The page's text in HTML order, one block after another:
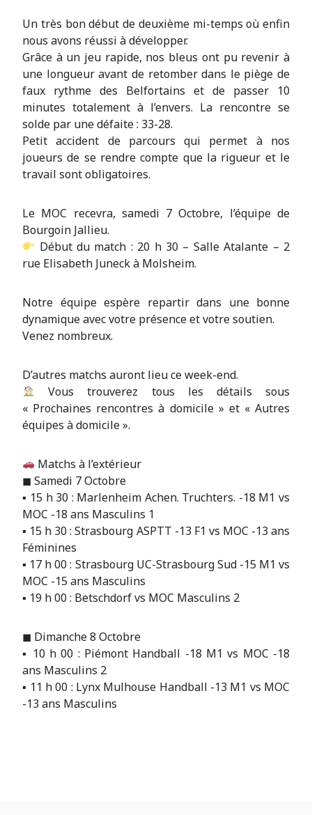
Un très bon début de deuxième mi-temps où enfin
nous avons réussi à développer.
Grâce à un jeu rapide, nos bleus ont pu revenir à
une longueur avant de retomber dans le piège de
faux rythme des Belfortains et de passer 10
minutes totalement à l’envers. La rencontre se
solde par une défaite : 33-28.
Petit accident de parcours qui permet à nos
joueurs de se rendre compte que la rigueur et le
travail sont obligatoires.
Le MOC recevra, samedi 7 Octobre, l’équipe de
Bourgoin Jallieu.
Début du match : 20 h 30 – Salle Atalante – 2
rue Elisabeth Juneck à Molsheim.
Notre équipe espère repartir dans une bonne
dynamique avec votre présence et votre soutien.
Venez nombreux.
D’autres matchs auront lieu ce week-end.
Vous trouverez tous les détails sous
« Prochaines rencontres à domicile » et « Autres
équipes à domicile ».
Matchs à l’extérieur
◼ Samedi 7 Octobre
▪ 15 h 30 : Marlenheim Achen. Truchters. -18 M1 vs
MOC -18 ans Masculins 1
▪ 15 h 30 : Strasbourg ASPTT -13 F1 vs MOC -13 ans
Féminines
▪ 17 h 00 : Strasbourg UC-Strasbourg Sud -15 M1 vs
MOC -15 ans Masculins
▪ 19 h 00 : Betschdorf vs MOC Masculins 2
◼ Dimanche 8 Octobre
▪ 10 h 00 : Piémont Handball -18 M1 vs MOC -18
ans Masculins 2
▪ 11 h 00 : Lynx Mulhouse Handball -13 M1 vs MOC
-13 ans Masculins